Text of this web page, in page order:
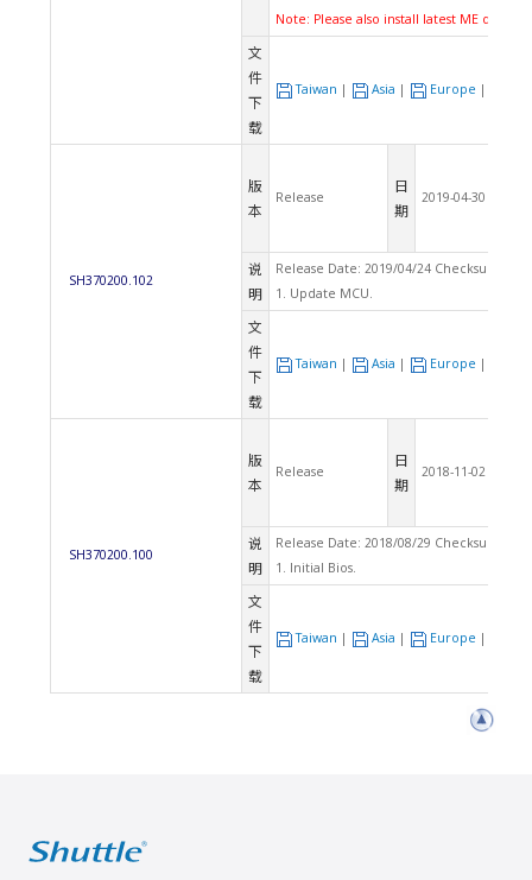
Note: Please also install latest ME driver.
文
件
下
载
Taiwan | Asia | Europe |
SH370200.102
版
本
Release
日
期
2019-04-30
说
明
Release Date: 2019/04/24 Checksum:
1. Update MCU.
文
件
下
载
Taiwan | Asia | Europe |
SH370200.100
版
本
Release
日
期
2018-11-02
说
明
Release Date: 2018/08/29 Checksum:
1. Initial Bios.
文
件
下
载
Taiwan | Asia | Europe |